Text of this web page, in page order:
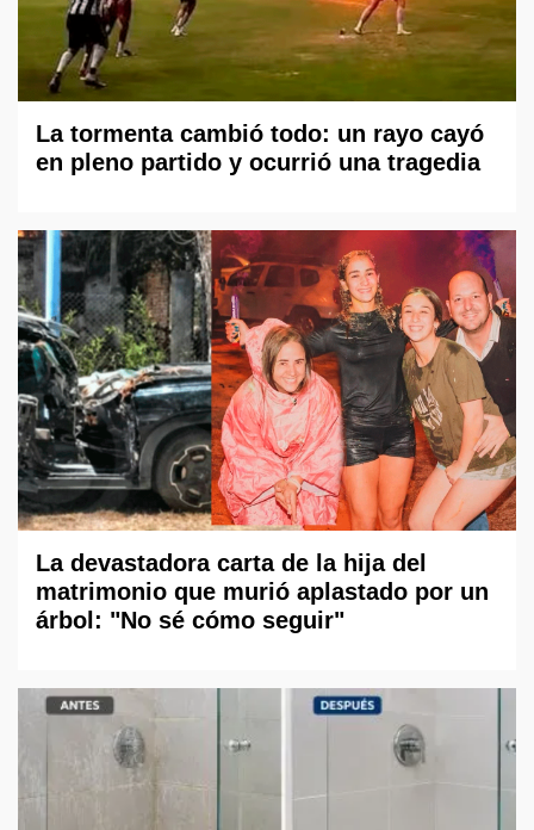
La tormenta cambió todo: un rayo cayó
en pleno partido y ocurrió una tragedia
La devastadora carta de la hija del
matrimonio que murió aplastado por un
árbol: "No sé cómo seguir"